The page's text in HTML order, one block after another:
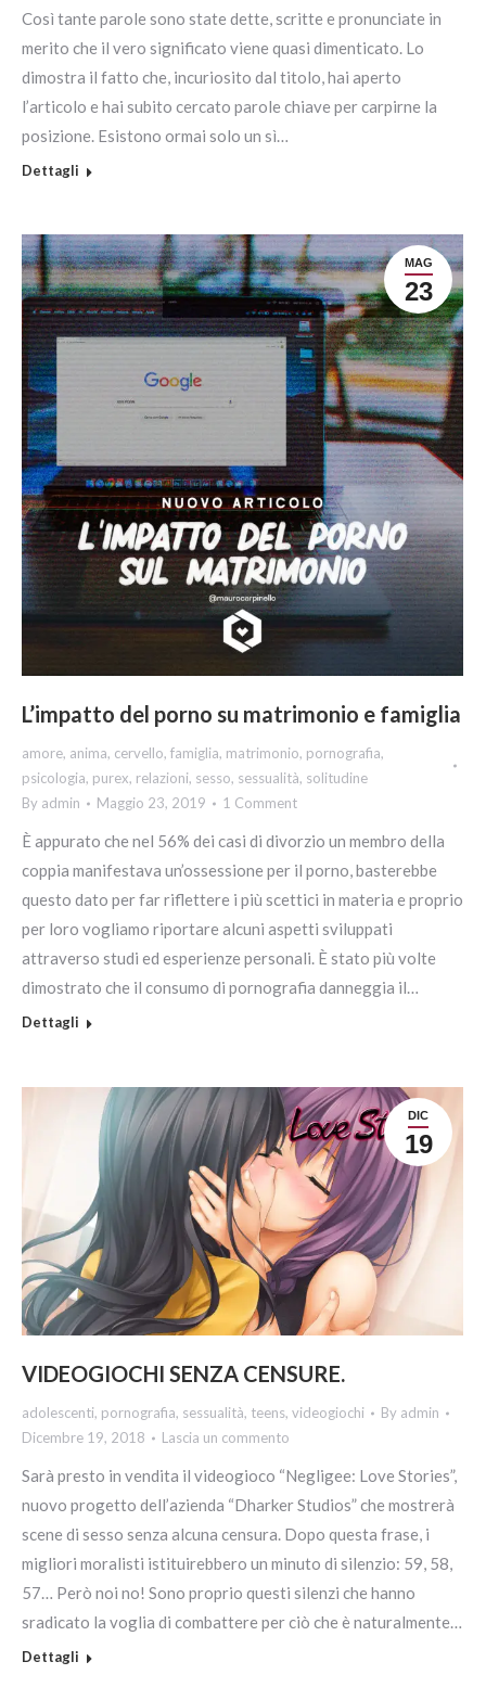
Così tante parole sono state dette, scritte e pronunciate in
merito che il vero significato viene quasi dimenticato. Lo
dimostra il fatto che, incuriosito dal titolo, hai aperto
l’articolo e hai subito cercato parole chiave per carpirne la
posizione. Esistono ormai solo un sì…
Dettagli
MAG
23
L’impatto del porno su matrimonio e famiglia
amore, anima, cervello, famiglia, matrimonio, pornografia,
psicologia, purex, relazioni, sesso, sessualità, solitudine
By admin Maggio 23, 2019 1 Comment
È appurato che nel 56% dei casi di divorzio un membro della
coppia manifestava un’ossessione per il porno, basterebbe
questo dato per far riflettere i più scettici in materia e proprio
per loro vogliamo riportare alcuni aspetti sviluppati
attraverso studi ed esperienze personali. È stato più volte
dimostrato che il consumo di pornografia danneggia il…
Dettagli
DIC
19
VIDEOGIOCHI SENZA CENSURE.
adolescenti, pornografia, sessualità, teens, videogiochi By admin
Dicembre 19, 2018
Lascia un commento
Sarà presto in vendita il videogioco “Negligee: Love Stories”,
nuovo progetto dell’azienda “Dharker Studios” che mostrerà
scene di sesso senza alcuna censura. Dopo questa frase, i
migliori moralisti istituirebbero un minuto di silenzio: 59, 58,
57… Però noi no! Sono proprio questi silenzi che hanno
sradicato la voglia di combattere per ciò che è naturalmente…
Dettagli